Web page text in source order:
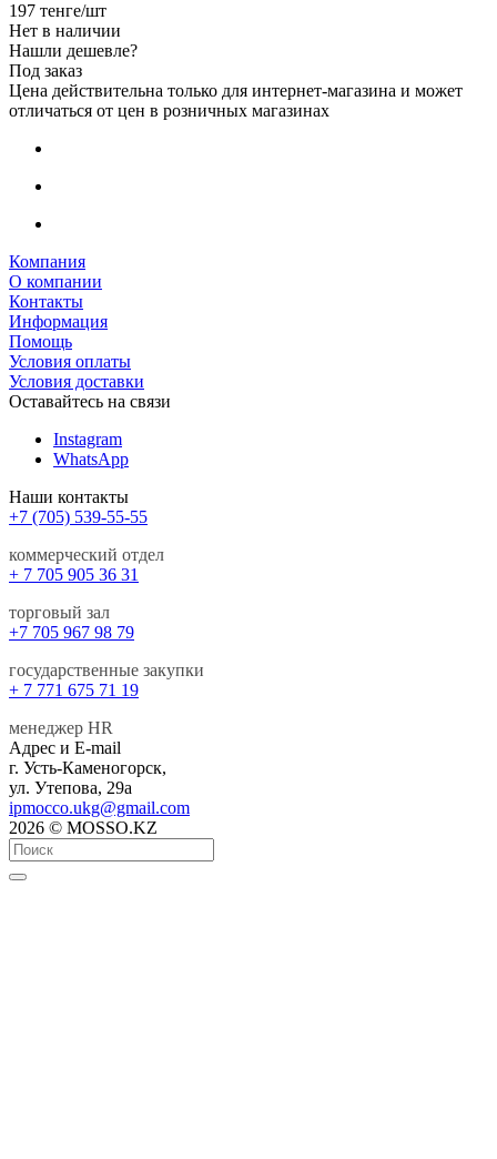
197 тенге/шт
Нет в наличии
Нашли дешевле?
Под заказ
Цена действительна только для интернет-магазина и может
отличаться от цен в розничных магазинах
Компания
О компании
Контакты
Информация
Помощь
Условия оплаты
Условия доставки
Оставайтесь на связи
Instagram
WhatsApp
Наши контакты
+7 (705) 539-55-55
коммерческий отдел
+ 7 705 905 36 31
торговый зал
+7 705 967 98 79
государственные закупки
+ 7 771 675 71 19
менеджер HR
Адрес и E-mail
г. Усть-Каменогорск,
ул. Утепова, 29а
ipmocco.ukg@gmail.com
2026 © MOSSO.KZ